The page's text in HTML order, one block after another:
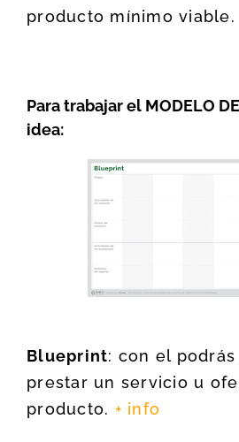
producto mínimo
Para trabajar el MODELO
idea:
Blueprint: con el
prestar un servicio u
producto. + info